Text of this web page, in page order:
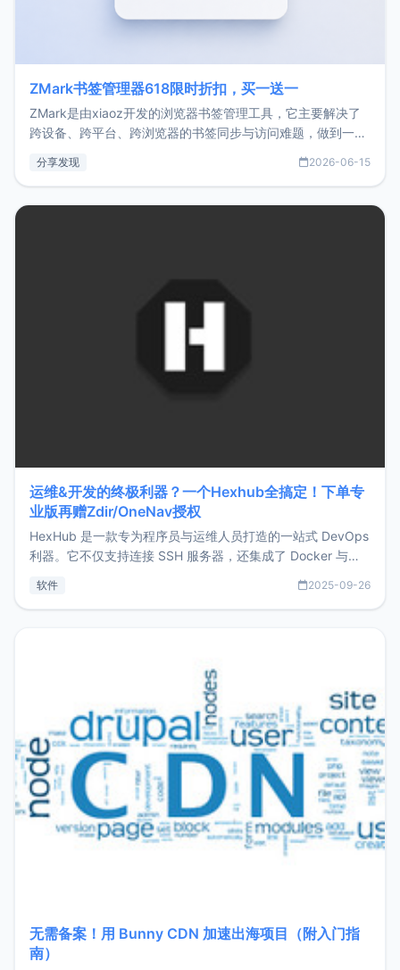
ZMark书签管理器618限时折扣，买一送一
ZMark是由xiaoz开发的浏览器书签管理工具，它主要解决了
跨设备、跨平台、跨浏览器的书签同步与访问难题，做到一处
用，让管理更高效。ZMark官网地址：
分享发现 2026-06-15
运维&开发的终极利器？一个Hexhub全搞定！下单专
业版再赠Zdir/OneNav授权
HexHub 是一款专为程序员与运维人员打造的一站式 DevOps
利器。它不仅支持连接 SSH 服务器，还集成了 Docker 与常
件间频繁切换，仅凭 HexHub 即可同时搞定运维与数据库操
软件 2025-09-26
无需备案！用 Bunny CDN 加速出海项目（附入门指
南）